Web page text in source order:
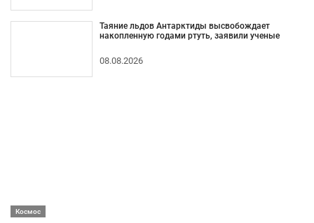
Таяние льдов Антарктиды высвобождает
накопленную годами ртуть, заявили ученые
08.08.2026
Космос